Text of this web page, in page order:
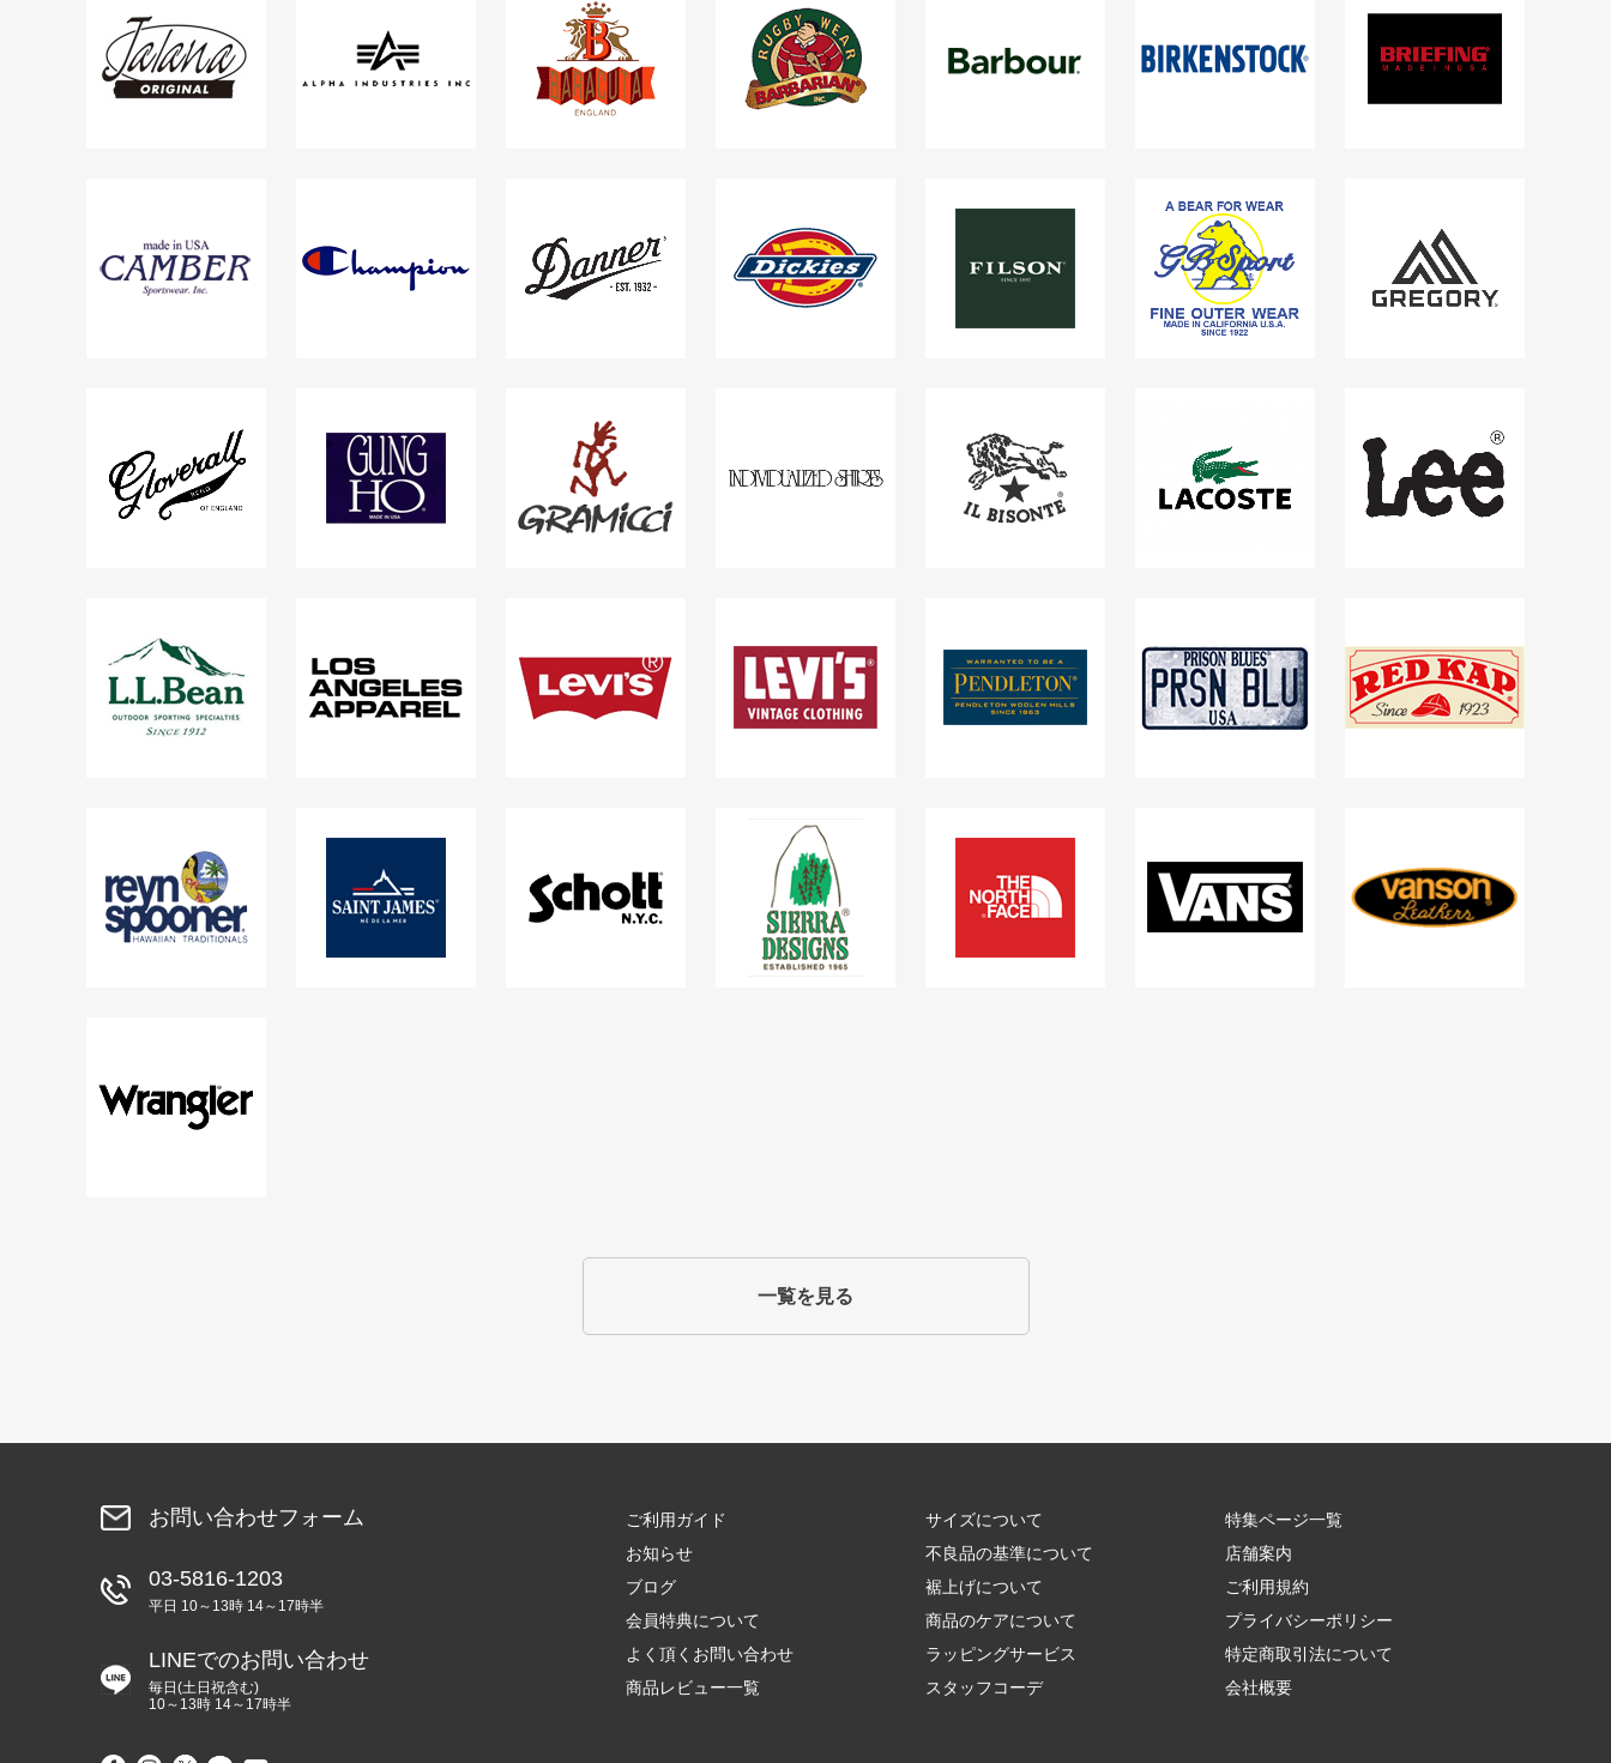
一覧を見る
お問い合わせフォーム
03-5816-1203
平日 10～13時 14～17時半
LINEでのお問い合わせ
毎日(土日祝含む)
10～13時 14～17時半
ご利用ガイド
お知らせ
ブログ
会員特典について
よく頂くお問い合わせ
商品レビュー一覧
サイズについて
不良品の基準について
裾上げについて
商品のケアについて
ラッピングサービス
スタッフコーデ
特集ページ一覧
店舗案内
ご利用規約
プライバシーポリシー
特定商取引法について
会社概要